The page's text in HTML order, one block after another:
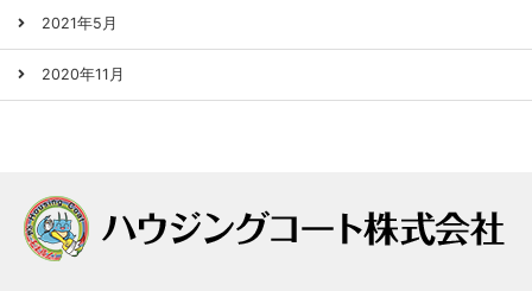
2021年5月
2020年11月